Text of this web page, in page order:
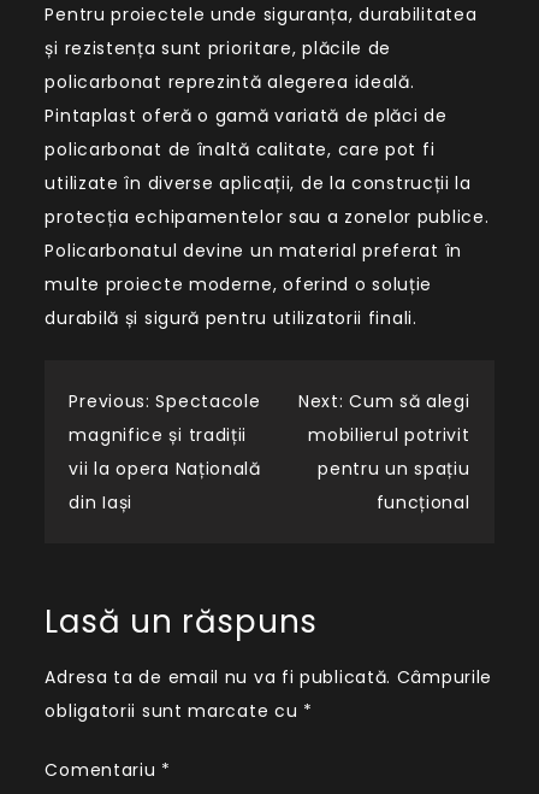
Pentru proiectele unde siguranța, durabilitatea
și rezistența sunt prioritare, plăcile de
policarbonat reprezintă alegerea ideală.
Pintaplast oferă o gamă variată de plăci de
policarbonat de înaltă calitate, care pot fi
utilizate în diverse aplicații, de la construcții la
protecția echipamentelor sau a zonelor publice.
Policarbonatul devine un material preferat în
multe proiecte moderne, oferind o soluție
durabilă și sigură pentru utilizatorii finali.
Navigare
în
articole
Previous: Spectacole
magnifice și tradiții
vii la opera Națională
din Iași
Next: Cum să alegi
mobilierul potrivit
pentru un spațiu
funcțional
Lasă un răspuns
Adresa ta de email nu va fi publicată. Câmpurile
obligatorii sunt marcate cu *
Comentariu *